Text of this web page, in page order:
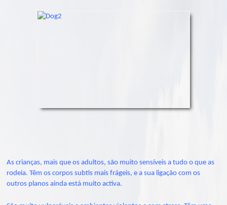
As crianças, mais que os adultos, são muito sensíveis a tudo o que as
rodeia. Têm os corpos subtis mais frágeis, e a sua ligação com os
outros planos ainda está muito activa.